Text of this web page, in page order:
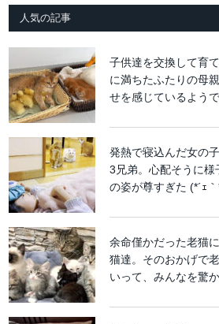
人気の記事
子供達を交換して育
に満ちたふたりの母
せを感じているよう
発熱で寝込んだ女の
3兄弟。心配そうに
の姿が尊すぎた (*´ｪ
余命僅かだった老猫
猫達。そのおかげで
いって、みんなを驚